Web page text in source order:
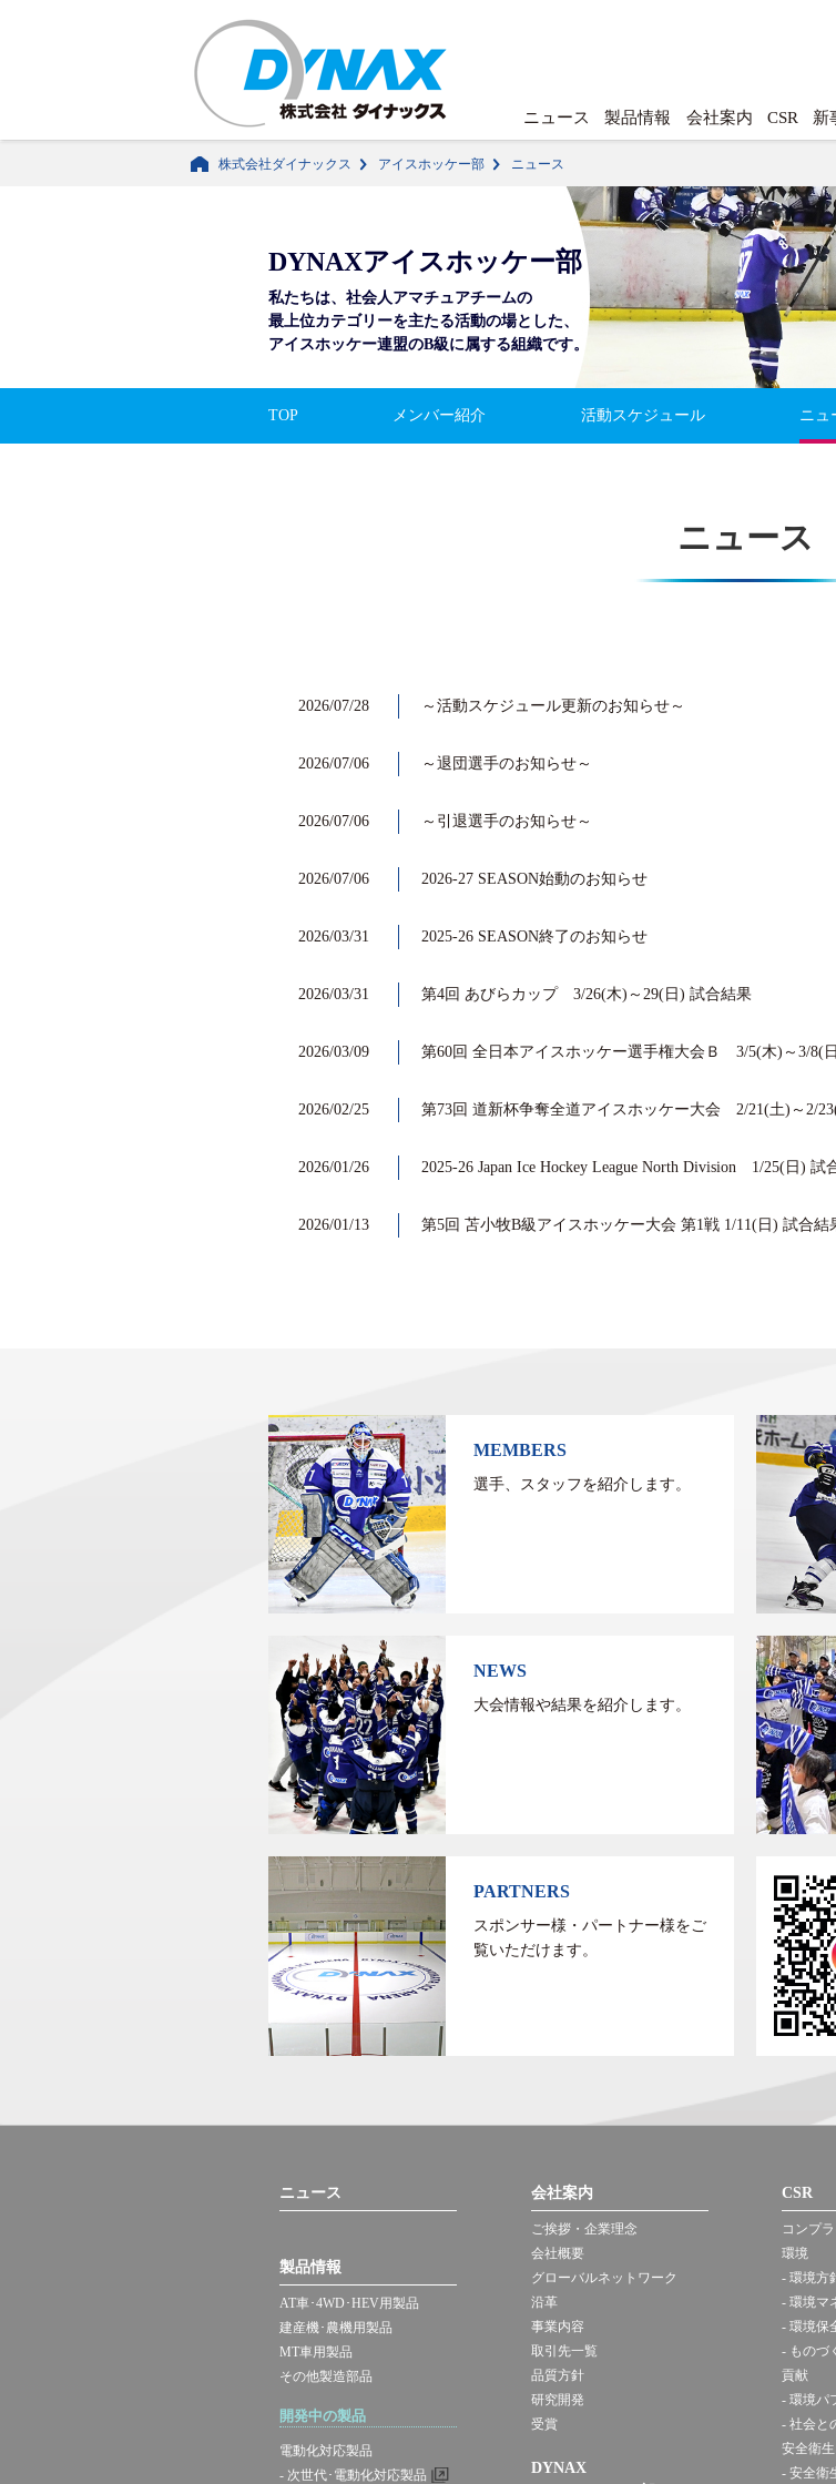
ニュース 製品情報 会社案内 CSR 新
株式会社ダイナックス アイスホッケー部 ニュース
DYNAXアイスホッケー部
私たちは、社会人アマチュアチームの
最上位カテゴリーを主たる活動の場とした、
アイスホッケー連盟のB級に属する組織です。
TOP メンバー紹介 活動スケジュール ニュ
ニュース
2026/07/28 ～活動スケジュール更新のお知らせ～
2026/07/06 ～退団選手のお知らせ～
2026/07/06 ～引退選手のお知らせ～
2026/07/06 2026-27 SEASON始動のお知らせ
2026/03/31 2025-26 SEASON終了のお知らせ
2026/03/31 第4回 あびらカップ 3/26(木)～29(日) 試合結果
2026/03/09 第60回 全日本アイスホッケー選手権大会Ｂ 3/5(木)～3/8(
2026/02/25 第73回 道新杯争奪全道アイスホッケー大会 2/21(土)～2/
2026/01/26 2025-26 Japan Ice Hockey League North Division 1/25(日) 試
2026/01/13 第5回 苫小牧B級アイスホッケー大会 第1戦 1/11(日) 試合結
MEMBERS
選手、スタッフを紹介します。
NEWS
大会情報や結果を紹介します。
PARTNERS
スポンサー様・パートナー様をご
覧いただけます。
ニュース
製品情報
AT車･4WD･HEV用製品
建産機･農機用製品
MT車用製品
その他製造部品
開発中の製品
電動化対応製品
- 次世代･電動化対応製品
会社案内
ご挨拶・企業理念
会社概要
グローバルネットワーク
沿革
事業内容
取引先一覧
品質方針
研究開発
受賞
DYNAX
CSR
コンプ
環境
- 環境方
- 環境マ
- 環境保
- ものづ
貢献
- 環境パ
- 社会と
安全衛生
- 安全衛